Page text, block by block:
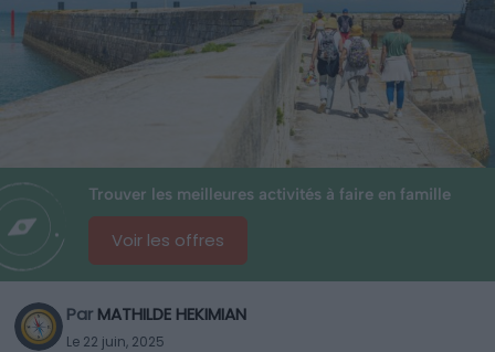
Trouver les meilleures activités à faire en famille
Voir les offres
Par MATHILDE HEKIMIAN
Le 22 juin, 2025